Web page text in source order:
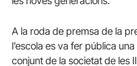
A la roda de premsa de la
l’escola es va fer pública
conjunt de la societat de les